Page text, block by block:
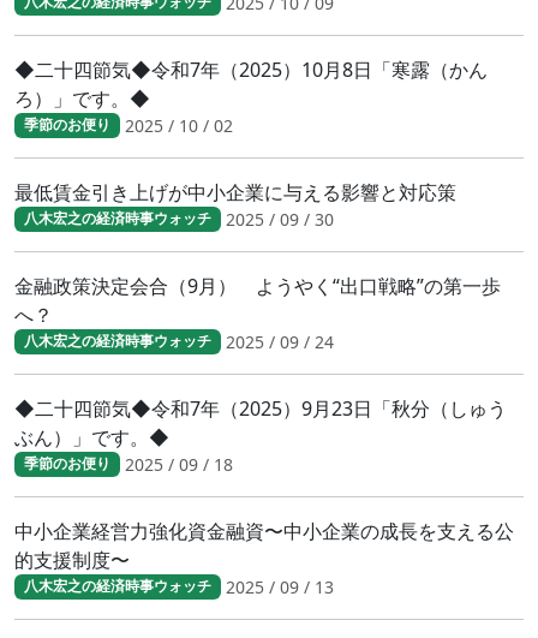
◆二十四節気◆令和7年（2025）10月8日「寒露（かん
ろ）」です。◆
季節のお便り 2025 / 10 / 02
最低賃金引き上げが中小企業に与える影響と対応策
八木宏之の経済時事ウォッチ 2025 / 09 / 30
金融政策決定会合（9月） ようやく“出口戦略”の第一歩
へ？
八木宏之の経済時事ウォッチ 2025 / 09 / 24
◆二十四節気◆令和7年（2025）9月23日「秋分（しゅう
ぶん）」です。◆
季節のお便り 2025 / 09 / 18
中小企業経営力強化資金融資〜中小企業の成長を支える公
的支援制度〜
八木宏之の経済時事ウォッチ 2025 / 09 / 13